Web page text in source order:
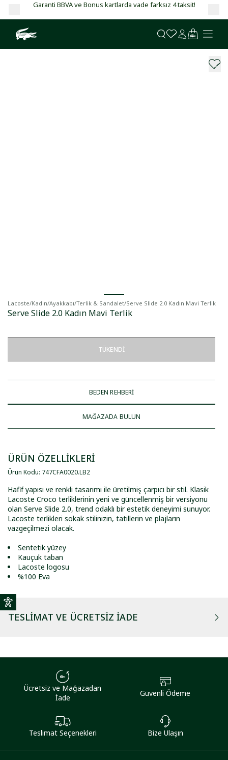
Garanti BBVA ve Bonus kartlarda vade farksız 4 taksit!
Lacoste/Kadın/Ayakkabı/Terlik & Sandalet/Serve Slide 2.0 Kadın Mavi Terlik
Serve Slide 2.0 Kadın Mavi Terlik
TÜKENDI
BEDEN REHBERİ
MAĞAZADA BULUN
ÜRÜN ÖZELLİKLERİ
Ürün Kodu: 747CFA0020.LB2
Hafif yapısı ve renkli tasarımı ile üretilmiş çarpıcı bir stil. Klasik
Lacoste Croco terliklerinin yeni ve güncellenmiş bir versiyonu
olan Serve Slide 2.0, trend odaklı bir estetik deneyimi sunuyor.
Lacoste terlikleri sokak stilinizin, tatillerin ve plajların
vazgeçilmezi olacak.
Sentetik yüzey
Kauçuk taban
Lacoste logosu
%100 Eva
TESLIMAT VE ÜCRETSIZ İADE
Ücretsiz ve Mağazadan
İade
Güvenli Ödeme
Teslimat Seçenekleri Bize Ulaşın